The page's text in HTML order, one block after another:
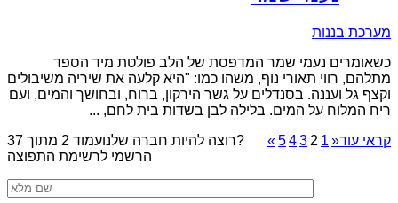
מערכת בננות
כשאומרים נעמי שמר המדפסת של הלב פולטת מיד הספד
מתלהם, רווי תאורי נוף, משהו כמו: "היא קלעה את שיריה משיבולים
וקצף גל ועננה. בסנדלים על גשר הירקון, ברוח, ובחושך והמים, ועם
ריח המלוח על המים. בלילה לבן בשדות בית לחם, ...
קראי עוד
עמוד 2 מתוך 37 «
1
2
3
4
5
»
רוצה להיות חברה שלנו?
הרשמי לרשימת התפוצה